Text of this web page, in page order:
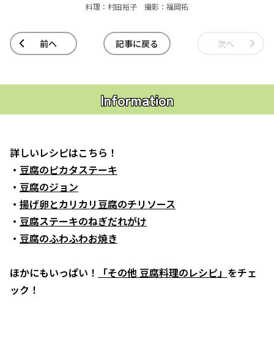
料理：村田裕子 撮影：福岡拓
前へ 記事に戻る 次へ
Information
詳しいレシピはこちら！
・ 豆腐のピカタステーキ
・ 豆腐のジョン
・ 揚げ卵とカリカリ豆腐のチリソース
・ 豆腐ステーキのねぎだれがけ
・ 豆腐のふわふわお焼き
ほかにもいっぱい！ 「その他 豆腐料理のレシピ」 をチェ
ック！